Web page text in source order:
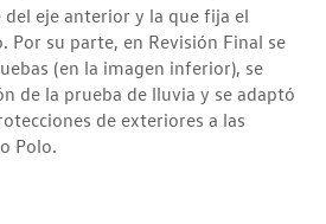
eje anterior y la que fija el
Por su parte, en Revisión Final se
(en la imagen inferior), se
de la prueba de lluvia y se adaptó
de exteriores a las
Polo.